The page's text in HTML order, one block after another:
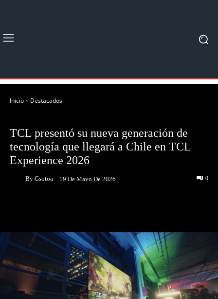
Inicio Destacados
TCL presentó su nueva generación de
tecnología que llegará a Chile en TCL
Experience 2026
By Gsotoa 19 De Mayo De 2026 0